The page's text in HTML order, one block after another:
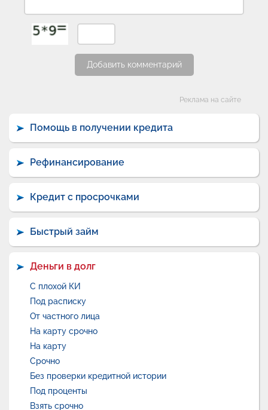
Добавить комментарий
Реклама на сайте
Помощь в получении кредита
Рефинансирование
Кредит с просрочками
Быстрый займ
Деньги в долг
С плохой КИ
Под расписку
От частного лица
На карту срочно
На карту
Срочно
Без проверки кредитной истории
Под проценты
Взять срочно